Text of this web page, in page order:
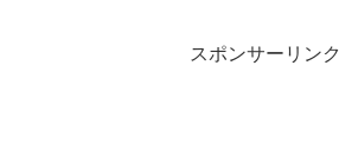
スポンサーリンク